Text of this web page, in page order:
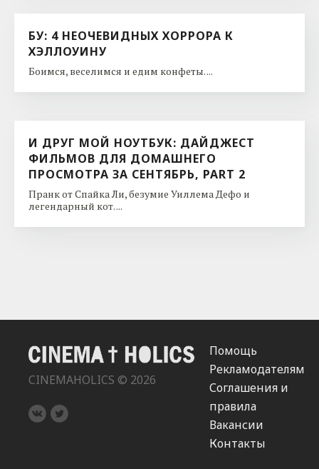
БУ: 4 НЕОЧЕВИДНЫХ ХОРРОРА К
ХЭЛЛОУИНУ
Боимся, веселимся и едим конфеты. ...
И ДРУГ МОЙ НОУТБУК: ДАЙДЖЕСТ
ФИЛЬМОВ ДЛЯ ДОМАШНЕГО
ПРОСМОТРА ЗА СЕНТЯБРЬ, PART 2
Пранк от Спайка Ли, безумие Уиллема Дефо и
легендарный кот. ...
CINEMAHOLICS © 2026
Помощь
Рекламодателям
Соглашения и
правила
Вакансии
Контакты